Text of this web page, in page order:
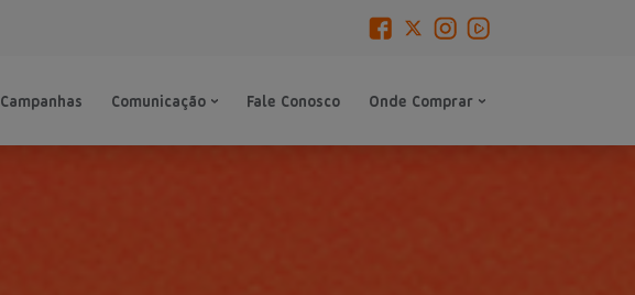
Campanhas Comunicação Fale Conosco Onde Comprar